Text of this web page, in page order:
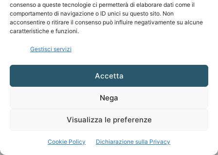
consenso a queste tecnologie ci permetterà di elaborare dati come il
comportamento di navigazione o ID unici su questo sito. Non
acconsentire o ritirare il consenso può influire negativamente su alcune
caratteristiche e funzioni.
Gestisci servizi
Accetta
Nega
Visualizza le preferenze
Cookie Policy Dichiarazione sulla Privacy